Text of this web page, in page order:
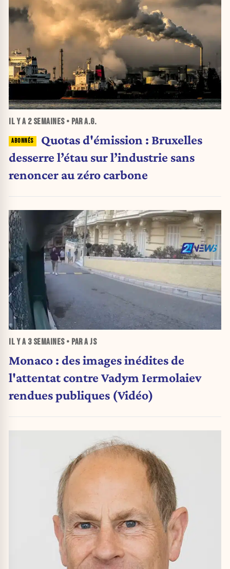
IL Y A 2 SEMAINES• PAR A.G.
Quotas d'émission : Bruxelles
desserre l’étau sur l’industrie sans
renoncer au zéro carbone
IL Y A 3 SEMAINES• PAR A JS
Monaco : des images inédites de
l'attentat contre Vadym Iermolaiev
rendues publiques (Vidéo)